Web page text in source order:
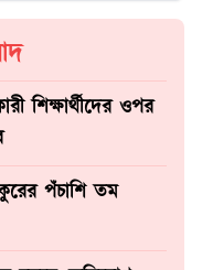
শিক্ষার্থীদের ওপর
পঁচাশি তম